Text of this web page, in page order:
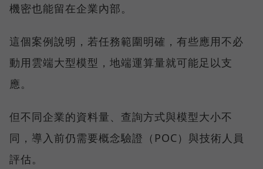
機密也能留在企業內部。
這個案例說明，若任務範圍明確，有些應用不必
動用雲端大型模型，地端運算量就可能足以支
應。
但不同企業的資料量、查詢方式與模型大小不
同，導入前仍需要概念驗證（POC）與技術人員
評估。